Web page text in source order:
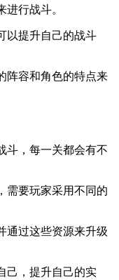
行战斗。
提升自己的战斗
容和角色的特点来
，每一关都会有不
要玩家采用不同的
过这些资源来升级
，提升自己的实